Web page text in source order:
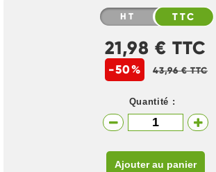
HT TTC
21,98 € TTC
-50% 43,96 € TTC
Quantité :
Ajouter au panier